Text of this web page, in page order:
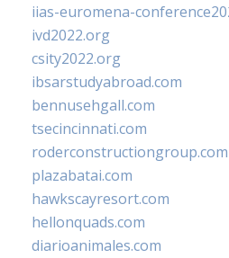
iias-euromena-
ivd2022.org
csity2022.org
ibsarstudyabroad.com
bennusehgall.com
tsecincinnati.com
roderconstructiongroup.com
plazabatai.com
hawkscayresort.com
hellonquads.com
diarioanimales.com